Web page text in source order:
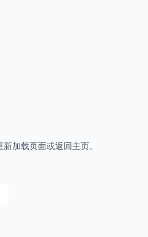
加载页面或返回主页。